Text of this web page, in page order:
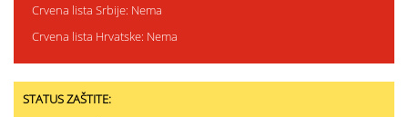
Crvena lista Srbije: Nema
Crvena lista Hrvatske: Nema
STATUS ZAŠTITE: